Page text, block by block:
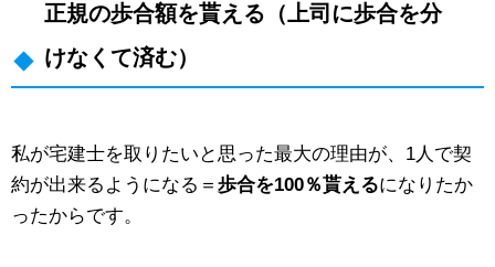
正規の歩合額を貰える（上司に歩合を分
けなくて済む）
私が宅建士を取りたいと思った最大の理由が、1人で契
約が出来るようになる＝ 歩合を100％貰えるになりたか
ったからです。